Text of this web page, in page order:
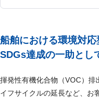
船舶における環境対
SDGs達成の一助とし
揮発性有機化合物（VOC）排
イフサイクルの延長など、お